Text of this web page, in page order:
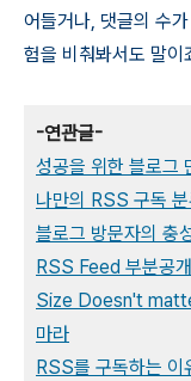
어들거나, 댓글의 수
험을 비춰봐서도 말이
-연관글-
성공을 위한 블로그
나만의 RSS 구독 분
블로그 방문자의 충
RSS Feed 부분공
Size Doesn't
마라
RSS를 구독하는 이